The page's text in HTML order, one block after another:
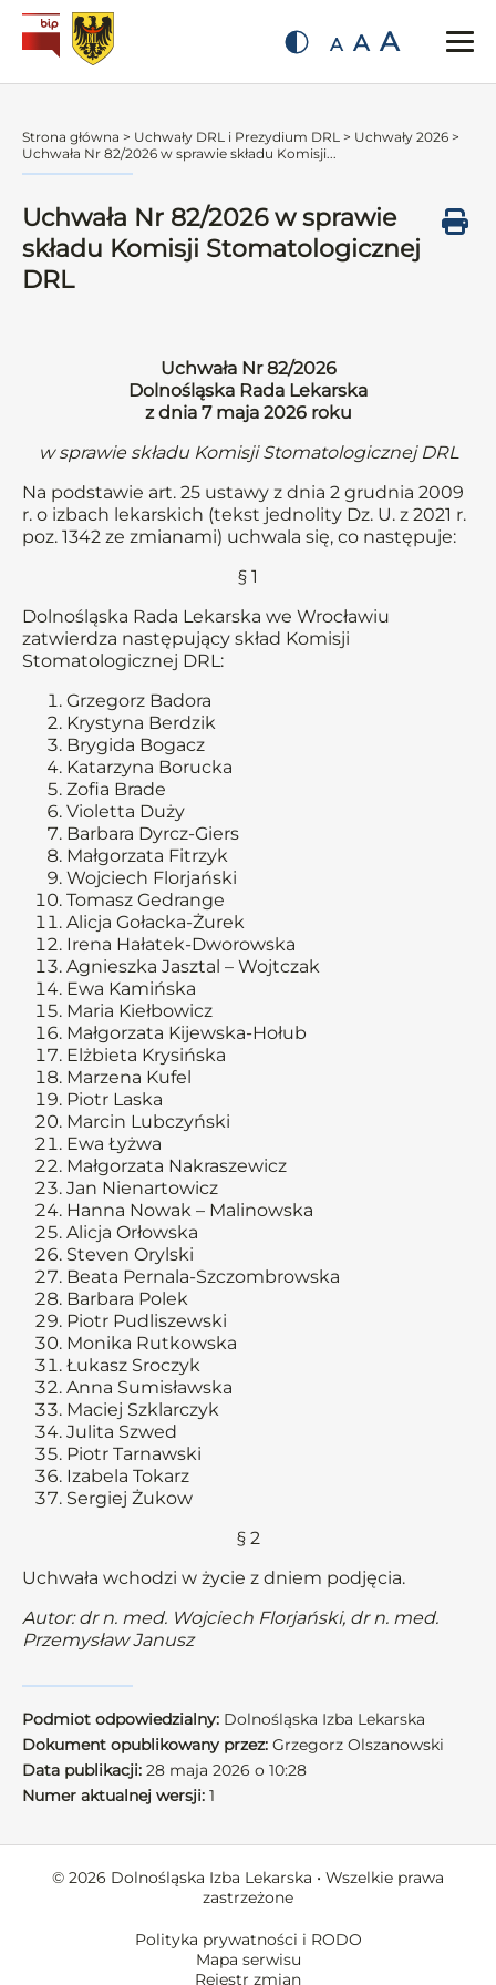
A A A
Strona główna > Uchwały DRL i Prezydium DRL > Uchwały 2026 >
Uchwała Nr 82/2026 w sprawie składu Komisji...
Uchwała Nr 82/2026 w sprawie
składu Komisji Stomatologicznej
DRL
Uchwała Nr 82/2026
Dolnośląska Rada Lekarska
z dnia 7 maja 2026 roku
w sprawie składu Komisji Stomatologicznej DRL
Na podstawie art. 25 ustawy z dnia 2 grudnia 2009
r. o izbach lekarskich (tekst jednolity Dz. U. z 2021 r.
poz. 1342 ze zmianami) uchwala się, co następuje:
§ 1
Dolnośląska Rada Lekarska we Wrocławiu
zatwierdza następujący skład Komisji
Stomatologicznej DRL:
Grzegorz Badora
Krystyna Berdzik
Brygida Bogacz
Katarzyna Borucka
Zofia Brade
Violetta Duży
Barbara Dyrcz-Giers
Małgorzata Fitrzyk
Wojciech Florjański
Tomasz Gedrange
Alicja Gołacka-Żurek
Irena Hałatek-Dworowska
Agnieszka Jasztal – Wojtczak
Ewa Kamińska
Maria Kiełbowicz
Małgorzata Kijewska-Hołub
Elżbieta Krysińska
Marzena Kufel
Piotr Laska
Marcin Lubczyński
Ewa Łyżwa
Małgorzata Nakraszewicz
Jan Nienartowicz
Hanna Nowak – Malinowska
Alicja Orłowska
Steven Orylski
Beata Pernala-Szczombrowska
Barbara Polek
Piotr Pudliszewski
Monika Rutkowska
Łukasz Sroczyk
Anna Sumisławska
Maciej Szklarczyk
Julita Szwed
Piotr Tarnawski
Izabela Tokarz
Sergiej Żukow
§ 2
Uchwała wchodzi w życie z dniem podjęcia.
Autor: dr n. med. Wojciech Florjański, dr n. med.
Przemysław Janusz
Podmiot odpowiedzialny: Dolnośląska Izba Lekarska
Dokument opublikowany przez: Grzegorz Olszanowski
Data publikacji: 28 maja 2026 o 10:28
Numer aktualnej wersji: 1
© 2026 Dolnośląska Izba Lekarska • Wszelkie prawa
zastrzeżone
Polityka prywatności i RODO
Mapa serwisu
Rejestr zmian